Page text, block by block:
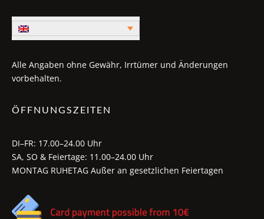
Alle Angaben ohne Gewähr, Irrtümer und Änderungen
vorbehalten.
ÖFFNUNGSZEITEN
DI–FR: 17.00–24.00 Uhr
SA, SO & Feiertage: 11.00–24.00 Uhr
MONTAG RUHETAG Außer an gesetzlichen Feiertagen